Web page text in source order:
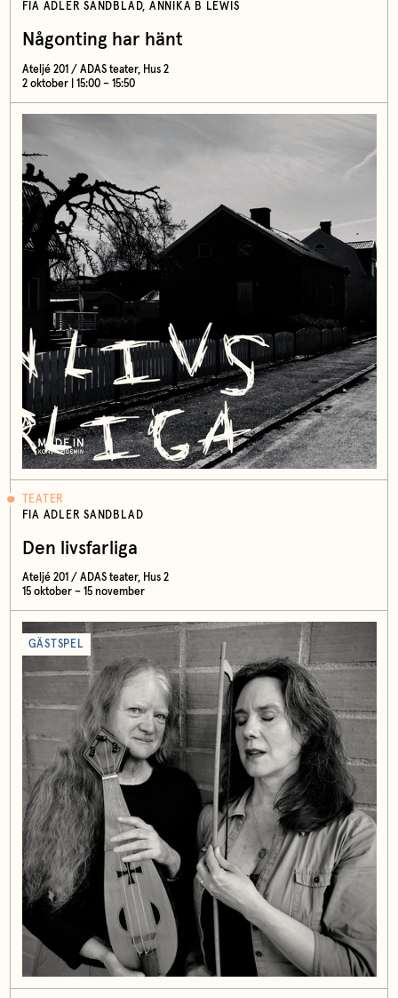
FIA ADLER SANDBLAD, ANNIKA B LEWIS
Någonting har hänt
Ateljé 201 / ADAS teater, Hus 2
2 oktober | 15:00 – 15:50
TEATER
FIA ADLER SANDBLAD
Den livsfarliga
Ateljé 201 / ADAS teater, Hus 2
15 oktober – 15 november
GÄSTSPEL